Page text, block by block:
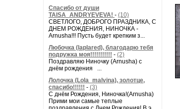
Спасибо от души
TAISA_ANDRYEVEVA! - (10)
СВЕТЛОГО, ДОБРОГО ПРАЗДНИКА, С
ДНЕМ РОЖДЕНИЯ, НИНОЧКА -
Arnusha!!! Пусть будет крепким з...
Любочка (laplared), благодарю тебя
подружка моя!!!!!!!!!!! - (2)
Поздравляю Ниночку (Arnusha) с
днём рождения ...
Лолочка (Lola_malvina), золотце,
спасибо!!!!!! - (3)
С днём Рождения, Ниночка!(Аrnusha)
Прими мои самые теплые